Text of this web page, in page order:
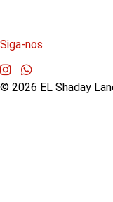
Siga-nos
© 2026 EL Shaday